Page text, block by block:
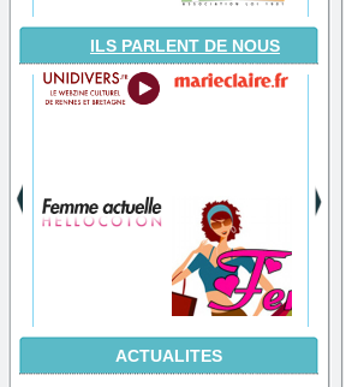
ILS PARLENT DE NOUS
ACTUALITES